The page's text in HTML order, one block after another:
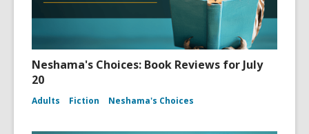
Neshama's Choices: Book Reviews for July
20
Adults Fiction Neshama's Choices